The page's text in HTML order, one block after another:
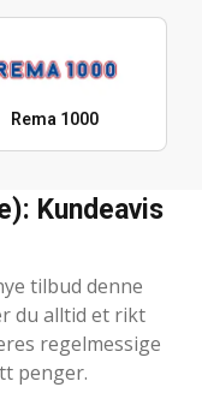
Rema 1000
Kundeavis
tilbud denne
du alltid et rikt
regelmessige
penger.